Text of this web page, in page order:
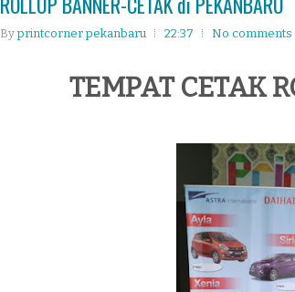
Byprintcorner pekanbaru 22:37 No comments
TEMPAT CETAK